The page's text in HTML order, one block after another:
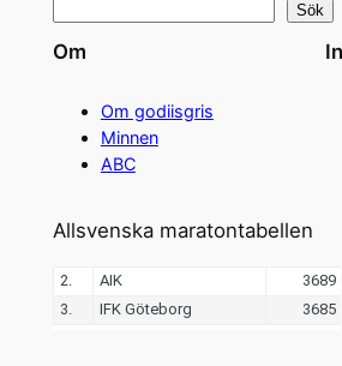
Sök
Om
Om godiisgris
Minnen
ABC
Allsvenska maratontabellen